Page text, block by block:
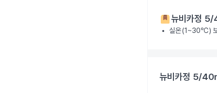
뉴비카정
실온(1~30℃)
뉴비카정 5/